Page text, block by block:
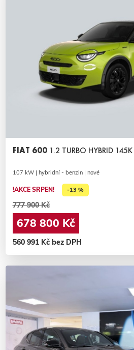
FIAT 600 1.2 TURBO HYBRID
107 kW | hybridní - benzin | nové
!AKCE SRPEN! -13 %
777 900 Kč
678 800 Kč
560 991 Kč bez DPH